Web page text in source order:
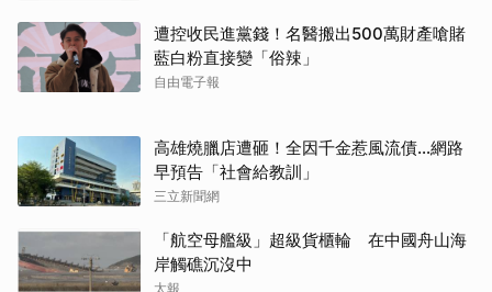
遭控收民進黨錢！名醫搬出500萬財產嗆賭
藍白粉直接變「俗辣」
自由電子報
高雄燒臘店遭砸！全因千金惹風流債…網路
早預告「社會給教訓」
三立新聞網
「航空母艦級」超級貨櫃輪 在中國舟山海
岸觸礁沉沒中
太報